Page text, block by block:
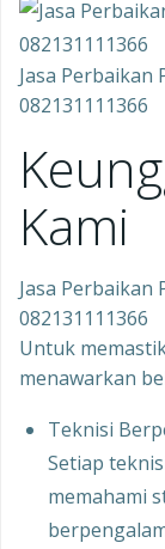
Jasa Perbaikan
082131111366
Kami
Jasa Perbaikan
082131111366
Untuk
menawarkan
Teknisi
Setiap
memahami